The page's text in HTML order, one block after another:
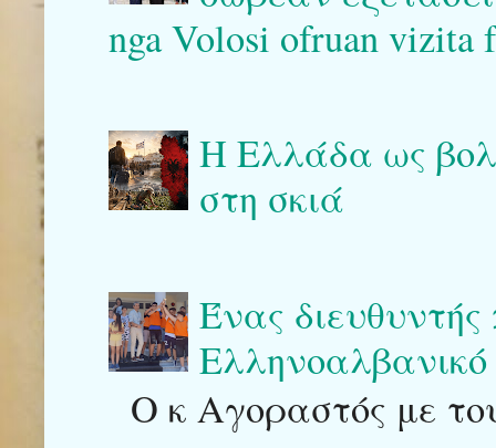
nga Volosi ofruan vizita
Η Ελλάδα ως
στη σκιά
Ένας
Ο κ Αγοραστός με